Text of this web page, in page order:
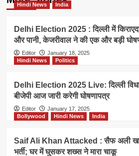
Hindi News India
Delhi Election 2025 : दिल्ली में
और पानी, केजरीवाल ने की एक और बड़ी
Editor
January 18, 2025
Hindi News
Politics
Delhi Election 2025 Live: दिल्ली
बीजेपी आज जारी करेगी घोषणापत्र
Editor
January 17, 2025
Bollywood
Hindi News India
Saif Ali Khan Attacked : सैफ अली
भर्ती; घर में घुसकर शख्स ने मारा चाकू